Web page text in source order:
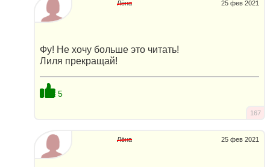
25 фев 2021
Лёна
Фу! Не хочу больше это читать!
Лиля прекращай!
5
167
25 фев 2021
Лёна